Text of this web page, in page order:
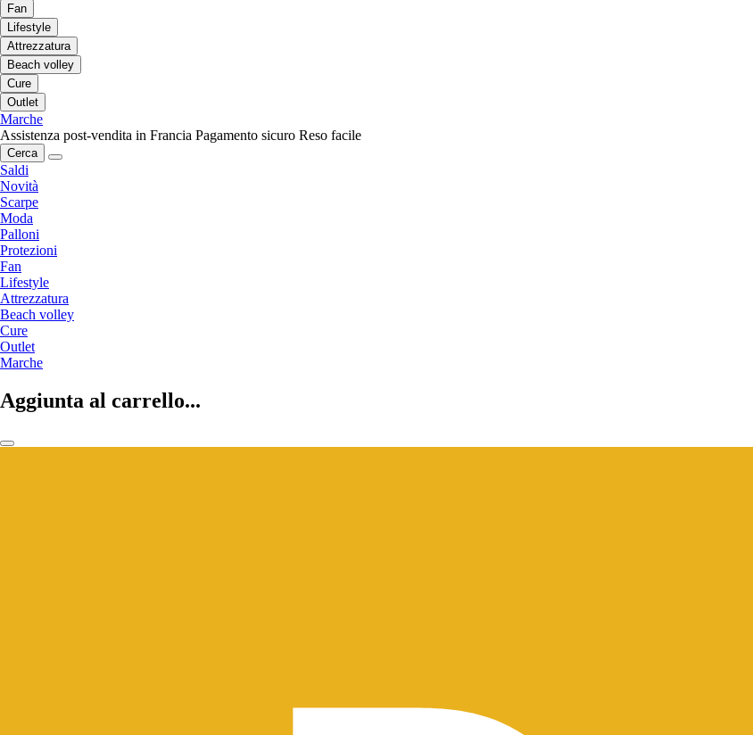
Fan
Lifestyle
Attrezzatura
Beach volley
Cure
Outlet
Marche
Assistenza post-vendita in Francia Pagamento sicuro Reso facile
Cerca
Saldi
Novità
Scarpe
Moda
Palloni
Protezioni
Fan
Lifestyle
Attrezzatura
Beach volley
Cure
Outlet
Marche
Aggiunta al carrello...